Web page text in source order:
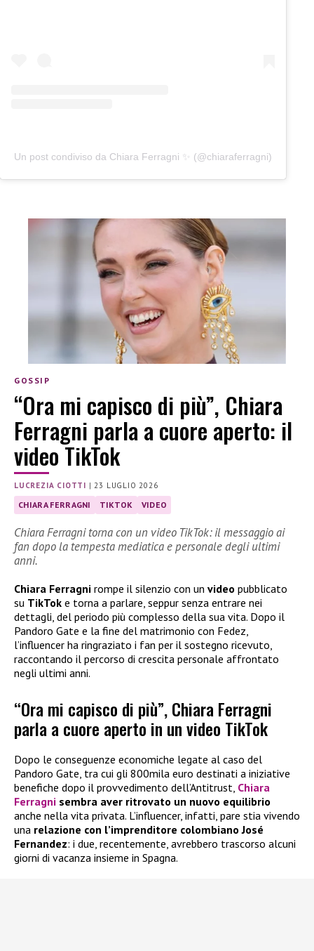
Un post condiviso da Chiara Ferragni ✨ (@chiaraferragni)
GOSSIP
“Ora mi capisco di più”, Chiara
Ferragni parla a cuore aperto: il
video TikTok
LUCREZIA CIOTTI | 23 LUGLIO 2026
CHIARA FERRAGNI TIKTOK VIDEO
Chiara Ferragni torna con un video TikTok: il messaggio ai
fan dopo la tempesta mediatica e personale degli ultimi
anni.
Chiara Ferragni rompe il silenzio con un video pubblicato
su TikTok e torna a parlare, seppur senza entrare nei
dettagli, del periodo più complesso della sua vita. Dopo il
Pandoro Gate e la fine del matrimonio con Fedez,
l’influencer ha ringraziato i fan per il sostegno ricevuto,
raccontando il percorso di crescita personale affrontato
negli ultimi anni.
“Ora mi capisco di più”, Chiara Ferragni
parla a cuore aperto in un video TikTok
Dopo le conseguenze economiche legate al caso del
Pandoro Gate, tra cui gli 800mila euro destinati a iniziative
benefiche dopo il provvedimento dell’Antitrust, Chiara
Ferragni sembra aver ritrovato un nuovo equilibrio
anche nella vita privata. L’influencer, infatti, pare stia vivendo
una relazione con l’imprenditore colombiano José
Fernandez: i due, recentemente, avrebbero trascorso alcuni
giorni di vacanza insieme in Spagna.